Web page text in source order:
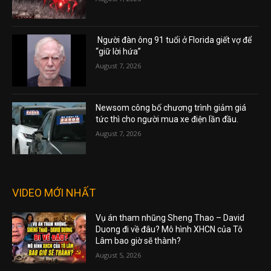
Người đàn ông 91 tuổi ở Florida giết vợ để
“giữ lời hứa”
August 7, 2026
Newsom công bố chương trình giảm giá
tức thì cho người mua xe điện lần đầu.
August 7, 2026
VIDEO MỚI NHẤT
Vụ án tham nhũng Sheng Thao – David
Duong đi về đâu? Mô hình XHCN của Tô
Lâm bao giờ sẽ thành?
August 5, 2026